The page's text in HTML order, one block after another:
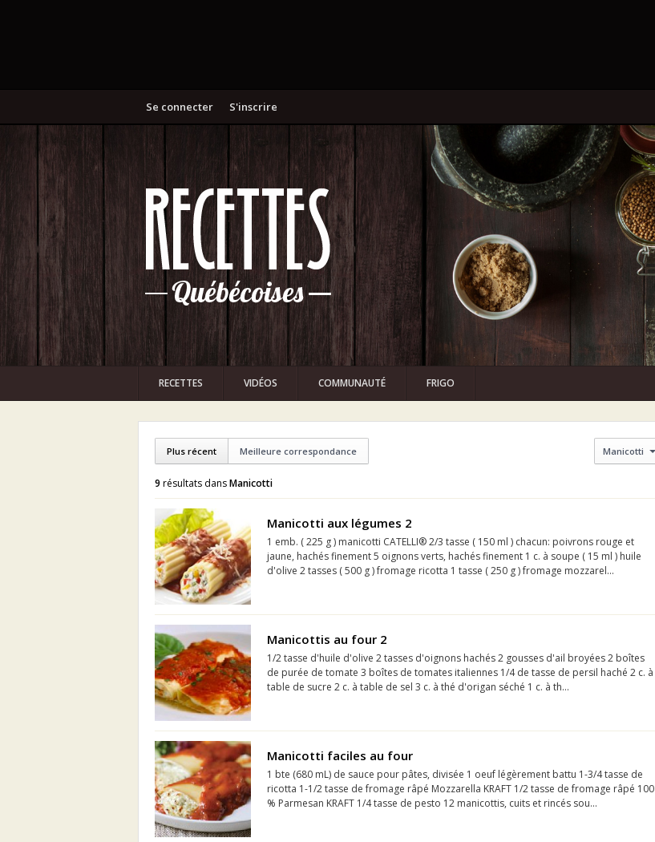
S'inscrire
Se connecter
RECETTES VIDÉOS COMMUNAUTÉ FRIGO
Meilleure correspondance
Plus récent Manicotti
9 résultats dansManicotti
Manicotti aux légumes 2
1 emb. ( 225 g ) manicotti CATELLI® 2/3 tasse ( 150 ml ) chacun: poivrons rouge et
jaune, hachés finement 5 oignons verts, hachés finement 1 c. à soupe ( 15 ml ) huile
d'olive 2 tasses ( 500 g ) fromage ricotta 1 tasse ( 250 g ) fromage mozzarel...
Manicottis au four 2
1/2 tasse d'huile d'olive 2 tasses d'oignons hachés 2 gousses d'ail broyées 2 boîtes
de purée de tomate 3 boîtes de tomates italiennes 1/4 de tasse de persil haché 2 c. à
table de sucre 2 c. à table de sel 3 c. à thé d'origan séché 1 c. à th...
Manicotti faciles au four
1 bte (680 mL) de sauce pour pâtes, divisée 1 oeuf légèrement battu 1-3/4 tasse de
ricotta 1-1/2 tasse de fromage râpé Mozzarella KRAFT 1/2 tasse de fromage râpé 100
% Parmesan KRAFT 1/4 tasse de pesto 12 manicottis, cuits et rincés sou...